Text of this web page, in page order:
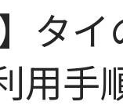
タ
用手